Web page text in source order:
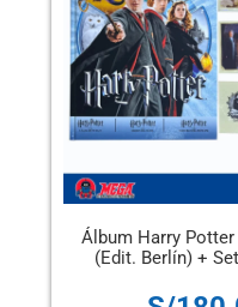
Potter 2 Tapa Dura
+ Set completo